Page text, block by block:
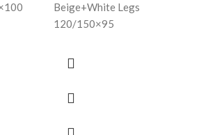
Beige+White Legs
120/150×95